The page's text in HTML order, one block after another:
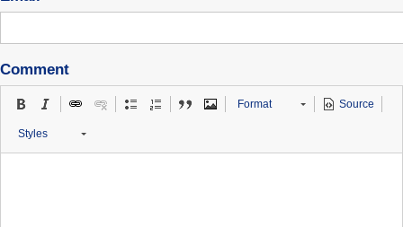
Comment
Format Source
Styles